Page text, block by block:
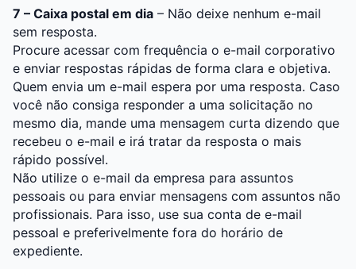
7 – Caixa postal em dia – Não deixe nenhum e-mail
sem resposta.
Procure acessar com frequência o e-mail corporativo
e enviar respostas rápidas de forma clara e objetiva.
Quem envia um e-mail espera por uma resposta. Caso
você não consiga responder a uma solicitação no
mesmo dia, mande uma mensagem curta dizendo que
recebeu o e-mail e irá tratar da resposta o mais
rápido possível.
Não utilize o e-mail da empresa para assuntos
pessoais ou para enviar mensagens com assuntos não
profissionais. Para isso, use sua conta de e-mail
pessoal e preferivelmente fora do horário de
expediente.